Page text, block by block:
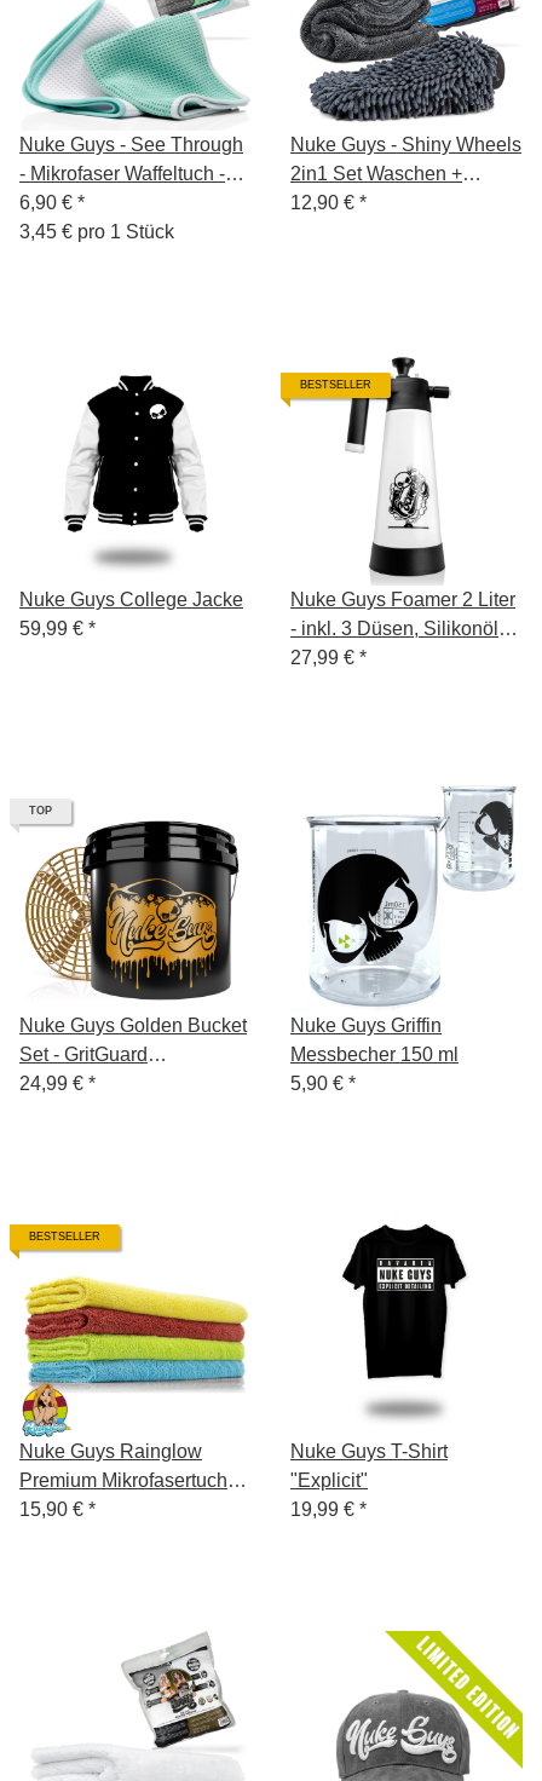
Nuke Guys - See Through
- Mikrofaser Waffeltuch -
450 GSM, 35x35cm -
mint/weiß - 2er Pack
6,90 € *
3,45 € pro 1 Stück
Nuke Guys - Shiny Wheels
2in1 Set Waschen +
Trocknen - Mikrofaser
12,90 € *
Nuke Guys College Jacke
59,99 € *
BESTSELLER
Nuke Guys Foamer 2 Liter
- inkl. 3 Düsen, Silikonöl
und Anleitung -
27,99 € *
TOP
Nuke Guys Golden Bucket
Set - GritGuard
Wascheimer 3,5 Gallonen
24,99 € *
Nuke Guys Griffin
Messbecher 150 ml
5,90 € *
BESTSELLER
Nuke Guys Rainglow
Premium Mikrofasertuch
550GSM, 4er Set,
15,90 € *
Nuke Guys T-Shirt
"Explicit"
19,99 € *